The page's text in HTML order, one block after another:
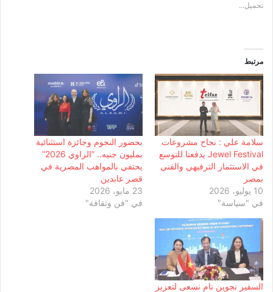
تحميل...
مرتبط
سلامة علي : نجاح مشروعات
Jewel Festival يدفعنا للتوسع
في الاستثمار الترفيهي والفني
بمصر
10 يوليو، 2026
في "سياسة"
بحضور النجوم وجائزة استثنائية
بمليون جنيه.. “الراوي 2026”
يحتفي بالمواهب المصرية في
قصر عابدين
23 مايو، 2026
في "فن وثقافة"
السفير نجوين نام نسعى لتعزيز